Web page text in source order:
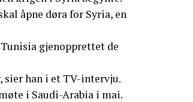
åpne døra for Syria, en
gjenopprettet de
sier han i et TV-intervju.
i Saudi-Arabia i mai.